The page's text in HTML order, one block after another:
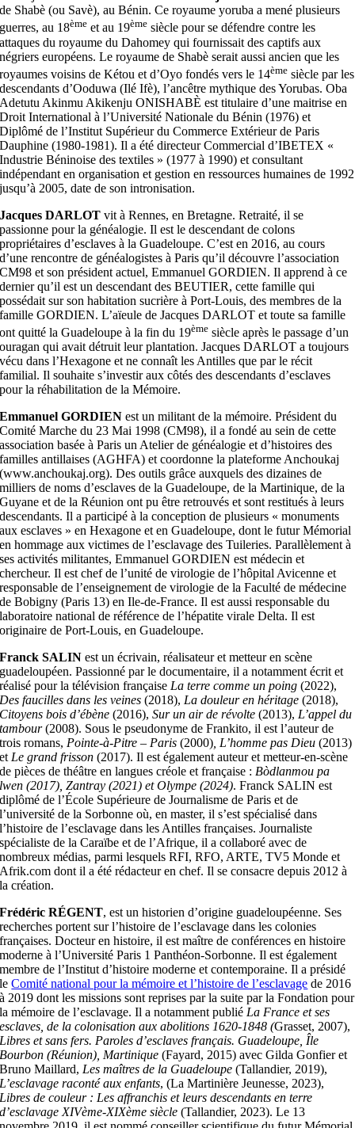
de Shabè (ou Savè), au Bénin. Ce royaume yoruba a mené plusieurs
guerres, au 18ème et au 19ème siècle pour se défendre contre les
attaques du royaume du Dahomey qui fournissait des captifs aux
négriers européens. Le royaume de Shabè serait aussi ancien que les
royaumes voisins de Kétou et d’Oyo fondés vers le 14ème siècle par les
descendants d’Ooduwa (Ilé Ifè), l’ancêtre mythique des Yorubas. Oba
Adetutu Akinmu Akikenju ONISHABÈ est titulaire d’une maitrise en
Droit International à l’Université Nationale du Bénin (1976) et
Diplômé de l’Institut Supérieur du Commerce Extérieur de Paris
Dauphine (1980-1981). Il a été directeur Commercial d’IBETEX «
Industrie Béninoise des textiles » (1977 à 1990) et consultant
indépendant en organisation et gestion en ressources humaines de 1992
jusqu’à 2005, date de son intronisation.
Jacques DARLOT vit à Rennes, en Bretagne. Retraité, il se
passionne pour la généalogie. Il est le descendant de colons
propriétaires d’esclaves à la Guadeloupe. C’est en 2016, au cours
d’une rencontre de généalogistes à Paris qu’il découvre l’association
CM98 et son président actuel, Emmanuel GORDIEN. Il apprend à ce
dernier qu’il est un descendant des BEUTIER, cette famille qui
possédait sur son habitation sucrière à Port-Louis, des membres de la
famille GORDIEN. L’aïeule de Jacques DARLOT et toute sa famille
ont quitté la Guadeloupe à la fin du 19ème siècle après le passage d’un
ouragan qui avait détruit leur plantation. Jacques DARLOT a toujours
vécu dans l’Hexagone et ne connaît les Antilles que par le récit
familial. Il souhaite s’investir aux côtés des descendants d’esclaves
pour la réhabilitation de la Mémoire.
Emmanuel GORDIEN est un militant de la mémoire. Président du
Comité Marche du 23 Mai 1998 (CM98), il a fondé au sein de cette
association basée à Paris un Atelier de généalogie et d’histoires des
familles antillaises (AGHFA) et coordonne la plateforme Anchoukaj
(www.anchoukaj.org). Des outils grâce auxquels des dizaines de
milliers de noms d’esclaves de la Guadeloupe, de la Martinique, de la
Guyane et de la Réunion ont pu être retrouvés et sont restitués à leurs
descendants. Il a participé à la conception de plusieurs « monuments
aux esclaves » en Hexagone et en Guadeloupe, dont le futur Mémorial
en hommage aux victimes de l’esclavage des Tuileries. Parallèlement à
ses activités militantes, Emmanuel GORDIEN est médecin et
chercheur. Il est chef de l’unité de virologie de l’hôpital Avicenne et
responsable de l’enseignement de virologie de la Faculté de médecine
de Bobigny (Paris 13) en Ile-de-France. Il est aussi responsable du
laboratoire national de référence de l’hépatite virale Delta. Il est
originaire de Port-Louis, en Guadeloupe.
Franck SALIN est un écrivain, réalisateur et metteur en scène
guadeloupéen. Passionné par le documentaire, il a notamment écrit et
réalisé pour la télévision françaiseLa terre comme un poing (2022),
Des faucilles dans les veines (2018),La douleur en héritage (2018),
Citoyens bois d’ébène (2016),Sur un air de révolte (2013),L’appel du
tambour(2008). Sous le pseudonyme de Frankito, il est l’auteur de
trois romans,Pointe-à-Pitre – Paris(2000), L’homme pas Dieu (2013)
etLe grand frisson (2017). Il est également auteur et metteur-en-scène
de pièces de théâtre en langues créole et française :Bòdlanmou pa
lwen (2017), Zantray (2021) et Olympe (2024). Franck SALIN est
diplômé de l’École Supérieure de Journalisme de Paris et de
l’université de la Sorbonne où, en master, il s’est spécialisé dans
l’histoire de l’esclavage dans les Antilles françaises. Journaliste
spécialiste de la Caraïbe et de l’Afrique, il a collaboré avec de
nombreux médias, parmi lesquels RFI, RFO, ARTE, TV5 Monde et
Afrik.com dont il a été rédacteur en chef. Il se consacre depuis 2012 à
la création.
Frédéric RÉGENT, est un historien d’origine guadeloupéenne. Ses
recherches portent sur l’histoire de l’esclavage dans les colonies
françaises. Docteur en histoire, il est maître de conférences en histoire
moderne à l’Université Paris 1 Panthéon-Sorbonne. Il est également
membre de l’Institut d’histoire moderne et contemporaine. Il a présidé
leComité national pour la mémoire et l’histoire de l’esclavage de 2016
à 2019 dont les missions sont reprises par la suite par la Fondation pour
la mémoire de l’esclavage. Il a notamment publiéLa France et ses
esclaves, de la colonisation aux abolitions 1620-1848 (Grasset, 2007),
Libres et sans fers. Paroles d’esclaves français. Guadeloupe, Île
Bourbon (Réunion), Martinique (Fayard, 2015) avec Gilda Gonfier et
Bruno Maillard,Les maîtres de la Guadeloupe (Tallandier, 2019),
L’esclavage raconté aux enfants, (La Martinière Jeunesse, 2023),
Libres de couleur : Les affranchis et leurs descendants en terre
d’esclavage XIVème-XIXème siècle (Tallandier, 2023). Le 13